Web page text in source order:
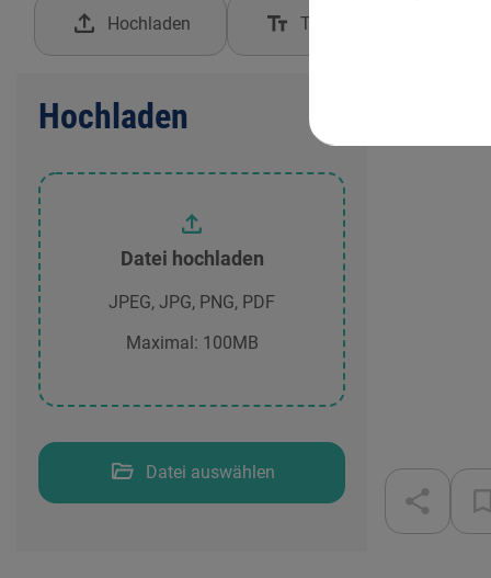
Hochladen Text einfügen
Hochladen
Datei hochladen
JPEG, JPG, PNG, PDF
Maximal: 100MB
Datei auswählen